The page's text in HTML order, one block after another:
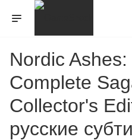
Nordic Ashes:
Complete
Collector's
русские